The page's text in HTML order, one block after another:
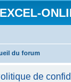
EXCEL-
du forum
de